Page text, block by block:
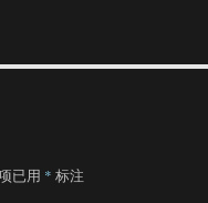
已用 * 标注